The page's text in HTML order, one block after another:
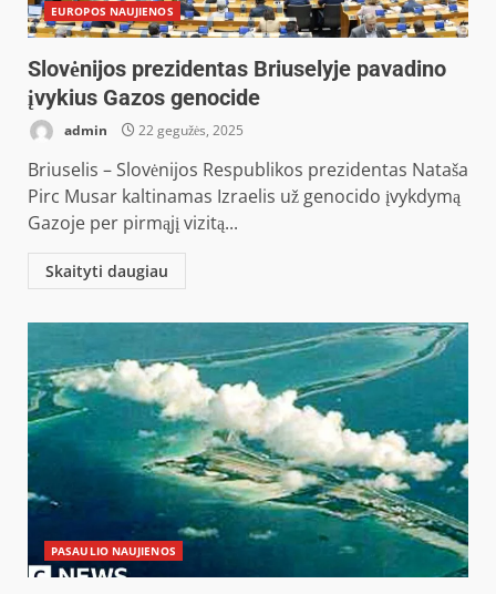
EUROPOS NAUJIENOS
Slovėnijos prezidentas Briuselyje pavadino
įvykius Gazos genocide
admin 22 gegužės, 2025
Briuselis – Slovėnijos Respublikos prezidentas Nataša
Pirc Musar kaltinamas Izraelis už genocido įvykdymą
Gazoje per pirmąjį vizitą...
Skaityti daugiau
PASAULIO NAUJIENOS